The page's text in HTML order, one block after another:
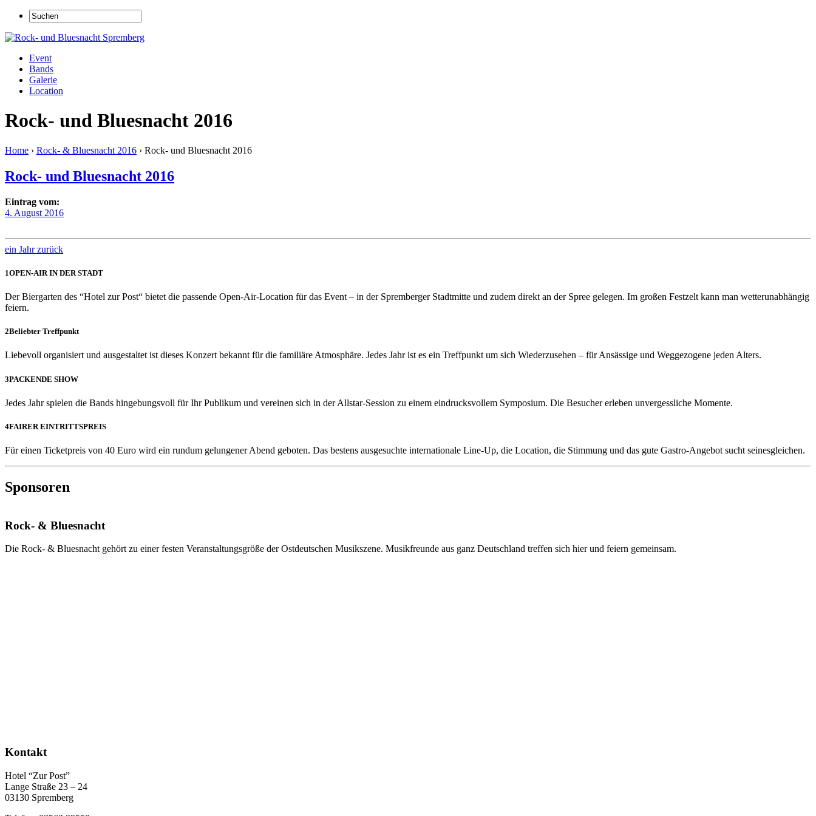
Event
Bands
Galerie
Location
Rock- und Bluesnacht 2016
Home › Rock- & Bluesnacht 2016 › Rock- und Bluesnacht 2016
Rock- und Bluesnacht 2016
Eintrag vom:
4. August 2016
ein Jahr zurück
1OPEN-AIR IN DER STADT
Der Biergarten des “Hotel zur Post“ bietet die passende Open-Air-Location für das Event – in der Spremberger Stadtmitte und zudem direkt an der Spree gelegen. Im großen Festzelt kann man wetterunabhängig
feiern.
2Beliebter Treffpunkt
Liebevoll organisiert und ausgestaltet ist dieses Konzert bekannt für die familiäre Atmosphäre. Jedes Jahr ist es ein Treffpunkt um sich Wiederzusehen – für Ansässige und Weggezogene jeden Alters.
3PACKENDE SHOW
Jedes Jahr spielen die Bands hingebungsvoll für Ihr Publikum und vereinen sich in der Allstar-Session zu einem eindrucksvollem Symposium. Die Besucher erleben unvergessliche Momente.
4FAIRER EINTRITTSPREIS
Für einen Ticketpreis von 40 Euro wird ein rundum gelungener Abend geboten. Das bestens ausgesuchte internationale Line-Up, die Location, die Stimmung und das gute Gastro-Angebot sucht seinesgleichen.
Sponsoren
Rock- & Bluesnacht
Die Rock- & Bluesnacht gehört zu einer festen Veranstaltungsgröße der Ostdeutschen Musikszene. Musikfreunde aus ganz Deutschland treffen sich hier und feiern gemeinsam.
Kontakt
Hotel “Zur Post”
Lange Straße 23 – 24
03130 Spremberg